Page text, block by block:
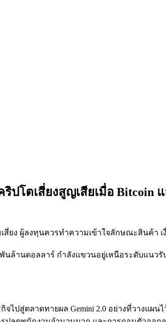
ปโตเสี่ยงสูญเสียเมื่อ Bitcoin
ยง ผู้ลงทุนควรทำความเข้าใจลักษณะสินค้า
พันล้านดอลลาร์ กำลังแขวนอยู่เหนือระดับแน
ปสู่ตลาดทายผล Gemini 2.0 อย่างที่วางแผน